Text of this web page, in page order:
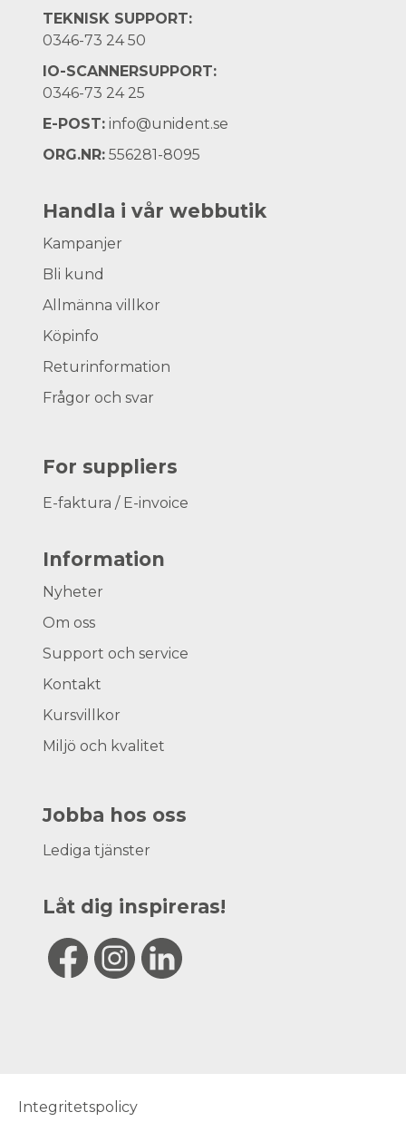
TEKNISK SUPPORT:
0346-73 24 50
IO-SCANNERSUPPORT:
0346-73 24 25
E-POST: info@unident.se
ORG.NR: 556281-8095
Handla i vår webbutik
Kampanjer
Bli kund
Allmänna villkor
Köpinfo
Returinformation
Frågor och svar
For suppliers
E-faktura / E-invoice
Information
Nyheter
Om oss
Support och service
Kontakt
Kursvillkor
Miljö och kvalitet
Jobba hos oss
Lediga tjänster
Låt dig inspireras!
Integritetspolicy